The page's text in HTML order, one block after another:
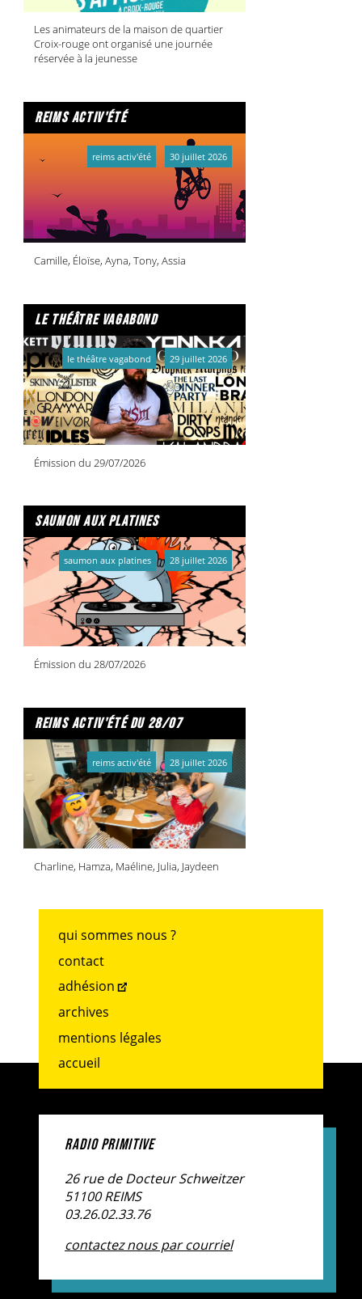
Les animateurs de la maison de quartier
Croix-rouge ont organisé une journée
réservée à la jeunesse
reims activ'été
Camille, Éloïse, Ayna, Tony, Assia
reims activ'été 30 juillet 2026
le théâtre vagabond
Émission du 29/07/2026
le théâtre vagabond 29 juillet 2026
saumon aux platines
Émission du 28/07/2026
saumon aux platines 28 juillet 2026
reims activ'été du 28/07
Charline, Hamza, Maéline, Julia, Jaydeen
reims activ'été 28 juillet 2026
qui sommes nous ?
contact
adhésion
archives
mentions légales
accueil
RADIO PRIMITIVE
26 rue de Docteur Schweitzer
51100 REIMS
03.26.02.33.76
contactez nous par courriel